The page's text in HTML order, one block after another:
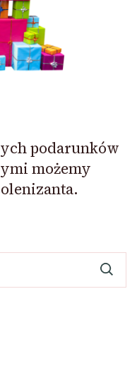
podarunków
możemy